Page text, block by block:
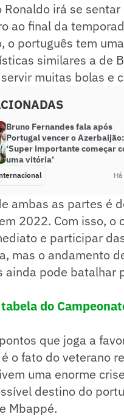
Ronaldo irá se
ao final da
o português tem
similares a de
muitas bolas e
Bruno Fernandes fala após
Portugal vencer o Azerbaijão:
‘Super importante começar
uma vitória’
ambas as partes é
2022. Com isso, o
e participar
mas o andamento
ainda pode batalhar
tabela do
que joga a
o fato do veterano
uma enorme
destino do
Mbappé.